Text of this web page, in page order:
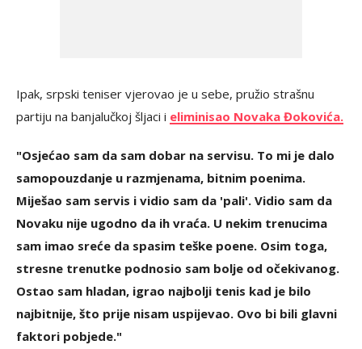
Ipak, srpski teniser vjerovao je u sebe, pružio strašnu
partiju na banjalučkoj šljaci i eliminisao Novaka Đokovića.
"Osjećao sam da sam dobar na servisu. To mi je dalo
samopouzdanje u razmjenama, bitnim poenima.
Miješao sam servis i vidio sam da 'pali'. Vidio sam da
Novaku nije ugodno da ih vraća. U nekim trenucima
sam imao sreće da spasim teške poene. Osim toga,
stresne trenutke podnosio sam bolje od očekivanog.
Ostao sam hladan, igrao najbolji tenis kad je bilo
najbitnije, što prije nisam uspijevao. Ovo bi bili glavni
faktori pobjede."